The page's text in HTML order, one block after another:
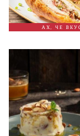
АХ, ЧЕ